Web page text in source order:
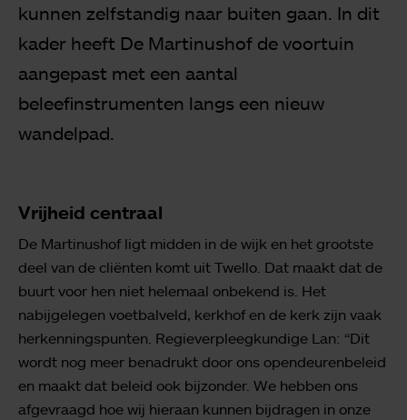
kunnen zelfstandig naar buiten gaan. In dit
kader heeft De Martinushof de voortuin
aangepast met een aantal
beleefinstrumenten langs een nieuw
wandelpad.
Vrijheid centraal
De Martinushof ligt midden in de wijk en het grootste
deel van de cliënten komt uit Twello. Dat maakt dat de
buurt voor hen niet helemaal onbekend is. Het
nabijgelegen voetbalveld, kerkhof en de kerk zijn vaak
herkenningspunten. Regieverpleegkundige Lan: “Dit
wordt nog meer benadrukt door ons opendeurenbeleid
en maakt dat beleid ook bijzonder. We hebben ons
afgevraagd hoe wij hieraan kunnen bijdragen in onze